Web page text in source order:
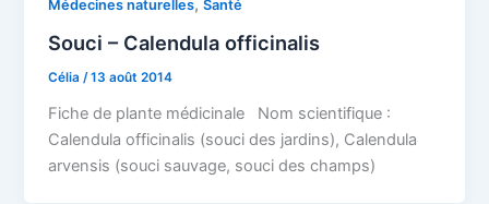
Médecines naturelles,Santé
Souci – Calendula officinalis
Célia/13 août 2014
Fiche de plante médicinale Nom scientifique :
Calendula officinalis (souci des jardins), Calendula
arvensis (souci sauvage, souci des champs)